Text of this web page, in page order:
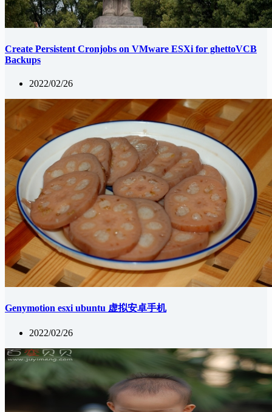
Create Persistent Cronjobs on VMware ESXi for ghettoVCB
Backups
2022/02/26
Genymotion esxi ubuntu 虚拟安卓手机
2022/02/26